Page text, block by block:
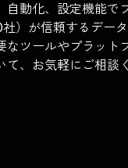
自動化、設定機能
）が信頼するデー
なツールやプラッ
て、お気軽にご相談